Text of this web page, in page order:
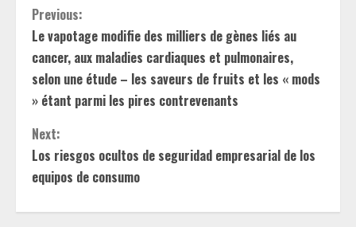
C
o
n
t
i
n
Previous:
Le vapotage modifie des milliers de gènes liés au
cancer, aux maladies cardiaques et pulmonaires,
selon une étude – les saveurs de fruits et les « mods
» étant parmi les pires contrevenants
Next:
Los riesgos ocultos de seguridad empresarial de los
equipos de consumo